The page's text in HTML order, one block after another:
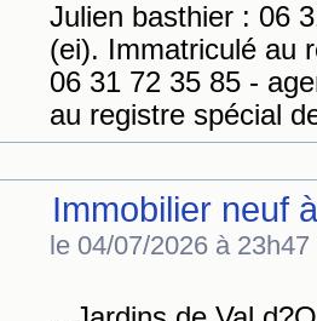
Julien basthier : 06
(ei). Immatriculé au
06 31 72 35 85 -
au registre spécial
Immobilier neuf
le 04/07/2026 à 23h47